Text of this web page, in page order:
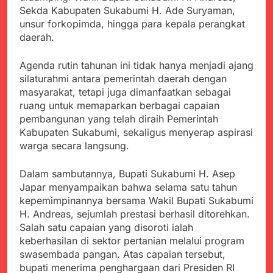
Anggaran Thn 2023.
Sambut Tahun Ajaran
Baru, Satgas Yonif
310/KK Ajak Pelajar
Juli 19, 2024
Sebesar Rp 31 Miliar
Juli 16, 2024
Ketua DPD JWI
Sukabumi Raya
Ingatkan Pentingnya
Verifikasi Isu Dugaan
terhadap Kepala KUA
Agustus 8, 2026
Aksi Humanis Polri:
Kapolsek Kebonpedes
dan Bersyukur
Data Ganda Capai 6
Juta, BGN Benahi Basis
Penerima Program
Makan Bergizi Gratis
Agustus 6, 2026
Zulhas Pastikan SPPG
di Wilayah 3T Tuntas
Pekan Ini, Integrasi
Data MBG Hampir
Rampung
Agustus 6, 2026
Bobby Maulana Pastikan
Kawasan Kuliner Ahmad
Sekda Kabupaten Sukabumi H. Ade Suryaman,
unsur forkopimda, hingga para kepala perangkat
daerah.
Agenda rutin tahunan ini tidak hanya menjadi ajang
silaturahmi antara pemerintah daerah dengan
masyarakat, tetapi juga dimanfaatkan sebagai
ruang untuk memaparkan berbagai capaian
pembangunan yang telah diraih Pemerintah
Kabupaten Sukabumi, sekaligus menyerap aspirasi
warga secara langsung.
Dalam sambutannya, Bupati Sukabumi H. Asep
Japar menyampaikan bahwa selama satu tahun
kepemimpinannya bersama Wakil Bupati Sukabumi
H. Andreas, sejumlah prestasi berhasil ditorehkan.
Salah satu capaian yang disoroti ialah
keberhasilan di sektor pertanian melalui program
swasembada pangan. Atas capaian tersebut,
bupati menerima penghargaan dari Presiden RI